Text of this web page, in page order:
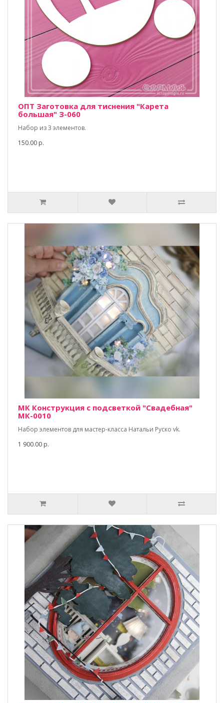
ОПТ Заготовка для тиснения "Карета
большая" З-060
Набор из 3 элементов.
150.00 р.
МК Конструкция с подсветкой "Свадебная"
МК-0010
Набор элементов для мастер-класса Натальи Руско vk.
1 900.00 р.